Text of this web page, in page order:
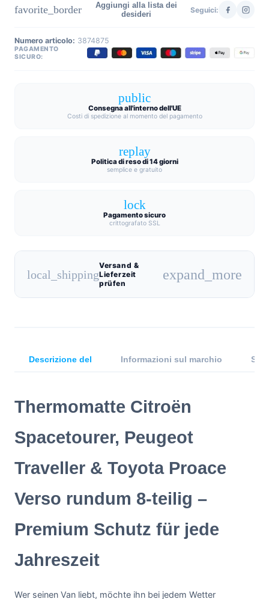
favorite_border
Aggiungi alla lista dei
desideri
Seguici:
Numero articolo: 3874875
PAGAMENTO
SICURO:
public
Consegna all'interno dell'UE
Costi di spedizione al momento del pagamento
replay
Politica di reso di 14 giorni
semplice e gratuito
lock
Pagamento sicuro
crittografato SSL
local_shipping
Versand &
Lieferzeit
prüfen
expand_more
Descrizione del Informazioni sul marchio
Thermomatte Citroën
Spacetourer, Peugeot
Traveller & Toyota Proace
Verso rundum 8-teilig –
Premium Schutz für jede
Jahreszeit
Wer seinen Van liebt, möchte ihn bei jedem Wetter